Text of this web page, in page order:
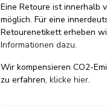
Eine Retoure ist innerhalb
möglich. Für eine
Retourenetikett erheben
Informationen dazu.
Wir kompensieren CO2-
zu erfahren,klicke hier.